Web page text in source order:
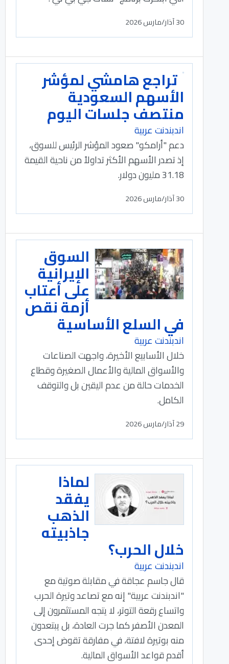
30 آذار/مارس 2026
تراجع هامشي لمؤشر
الأسهم السعودية
منتصف جلسات اليوم
اندبندنت عربية
دعم "أرامكو" صعود المؤشر الرئيس للسوق،
إذ تصدر الأسهم الأكثر تداولاً من ناحية القيمة
31.18 مليون دولار.
30 آذار/مارس 2026
السوق
الإيرانية
على أعتاب
أزمة نقص
في السلع الأساسية
اندبندنت عربية
خلال الأسابيع الأخيرة، واجهت الصناعات
والأسواق المالية والأعمال الصغيرة وقطاع
الخدمات حالة من عدم اليقين بل والتوقف
الكامل.
29 آذار/مارس 2026
لماذا
يفقد
الذهب
جاذبيته
خلال الحرب؟
اندبندنت عربية
قال جاسم عجاقة في مقابلة صوتية مع
"اندبندنت عربية" إنه مع تصاعد وتيرة الحرب
واتساع رقعة التوتر، لا يتجه المستثمرون إلى
المعدن الأصفر كما جرت العادة، بل يبتعدون
منه بوتيرة لافتة، في مفارقة تقوض إحدى
أقدم قواعد الأسواق المالية.